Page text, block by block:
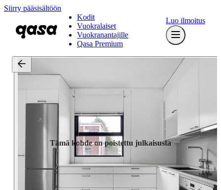
Siirry pääsisältöön
Kodit
Vuokralaiset
Vuokranantajille
Qasa Premium
Luo ilmoitus
Tämä kohde on poistettu julkaisusta